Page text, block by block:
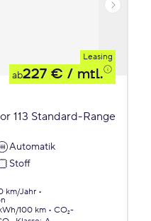
Leasing
ab227 € / mtl.
113 Standard-Range
Automatik
Stoff
km/Jahr
100 km
CO₂-